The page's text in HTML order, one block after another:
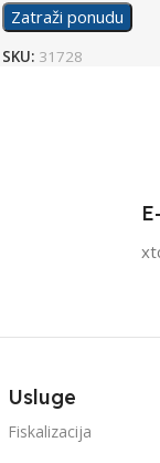
Zatraži ponudu
SKU: 31728
Usluge
Fiskalizacija